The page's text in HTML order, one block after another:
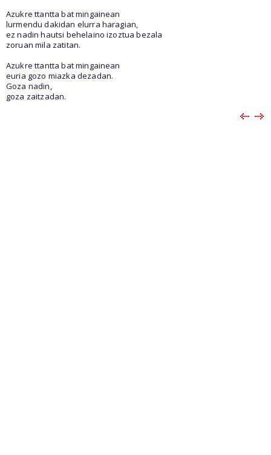
Azukre ttantta bat mingainean
lurmendu dakidan elurra haragian,
ez nadin hautsi behelaino izoztua bezala
zoruan mila zatitan.
Azukre ttantta bat mingainean
euria gozo miazka dezadan.
Goza nadin,
goza zaitzadan.